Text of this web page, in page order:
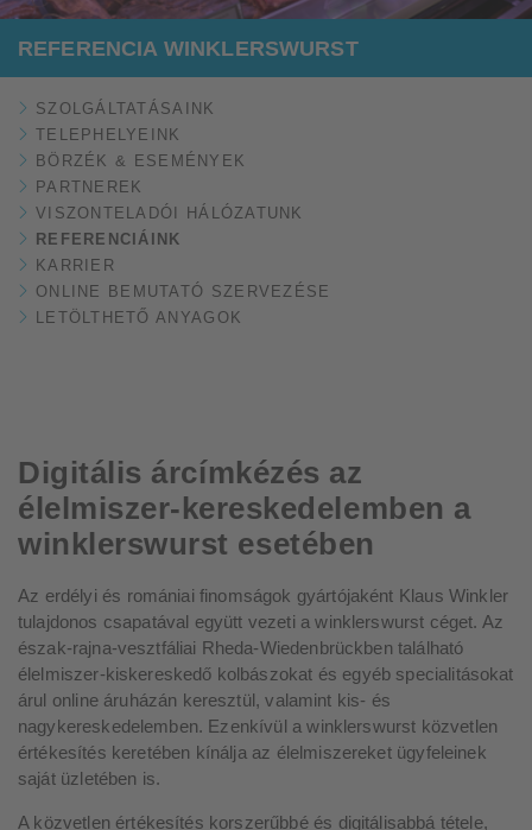
REFERENCIA WINKLERSWURST
SZOLGÁLTATÁSAINK
TELEPHELYEINK
BÖRZÉK & ESEMÉNYEK
PARTNEREK
VISZONTELADÓI HÁLÓZATUNK
REFERENCIÁINK
KARRIER
ONLINE BEMUTATÓ SZERVEZÉSE
LETÖLTHETŐ ANYAGOK
Digitális árcímkézés az
élelmiszer-kereskedelemben a
winklerswurst esetében
Az erdélyi és romániai finomságok gyártójaként Klaus Winkler
tulajdonos csapatával együtt vezeti a winklerswurst céget. Az
észak-rajna-vesztfáliai Rheda-Wiedenbrückben található
élelmiszer-kiskereskedő kolbászokat és egyéb specialitásokat
árul online áruházán keresztül, valamint kis- és
nagykereskedelemben. Ezenkívül awinklerswurst közvetlen
értékesítés keretében kínálja az élelmiszereket ügyfeleinek
saját üzletében is.
A közvetlen értékesítés korszerűbbé és digitálisabbá tétele,